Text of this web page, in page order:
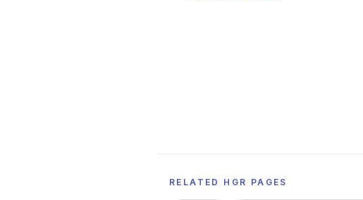
RELATED HGR PAGES